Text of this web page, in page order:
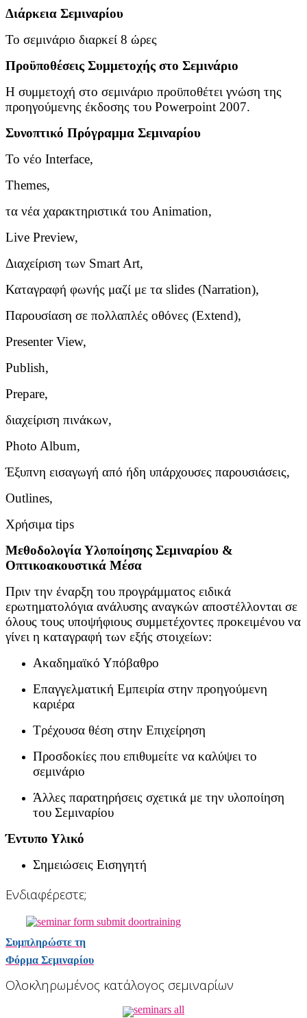
Διάρκεια Σεμιναρίου
Το σεμινάριο διαρκεί 8 ώρες
Προϋποθέσεις Συμμετοχής στο Σεμινάριο
Η συμμετοχή στο σεμινάριο προϋποθέτει γνώση της
προηγούμενης έκδοσης του Powerpoint 2007.
Συνοπτικό Πρόγραμμα Σεμιναρίου
Το νέο Interface,
Themes,
τα νέα χαρακτηριστικά του Animation,
Live Preview,
Διαχείριση των Smart Art,
Καταγραφή φωνής μαζί με τα slides (Narration),
Παρουσίαση σε πολλαπλές οθόνες (Extend),
Presenter View,
Publish,
Prepare,
διαχείριση πινάκων,
Photo Album,
Έξυπνη εισαγωγή από ήδη υπάρχουσες παρουσιάσεις,
Outlines,
Χρήσιμα tips
Μεθοδολογία Υλοποίησης Σεμιναρίου &
Οπτικοακουστικά Μέσα
Πριν την έναρξη του προγράμματος ειδικά
ερωτηματολόγια ανάλυσης αναγκών αποστέλλονται σε
όλους τους υποψήφιους συμμετέχοντες προκειμένου να
γίνει η καταγραφή των εξής στοιχείων:
Ακαδημαϊκό Υπόβαθρο
Επαγγελματική Εμπειρία στην προηγούμενη
καριέρα
Τρέχουσα θέση στην Επιχείρηση
Προσδοκίες που επιθυμείτε να καλύψει το
σεμινάριο
Άλλες παρατηρήσεις σχετικά με την υλοποίηση
του Σεμιναρίου
Έντυπο Υλικό
Σημειώσεις Εισηγητή
Ενδιαφέρεστε;
Συμπληρώστε τη
Φόρμα Σεμιναρίου
Ολοκληρωμένος κατάλογος σεμιναρίων